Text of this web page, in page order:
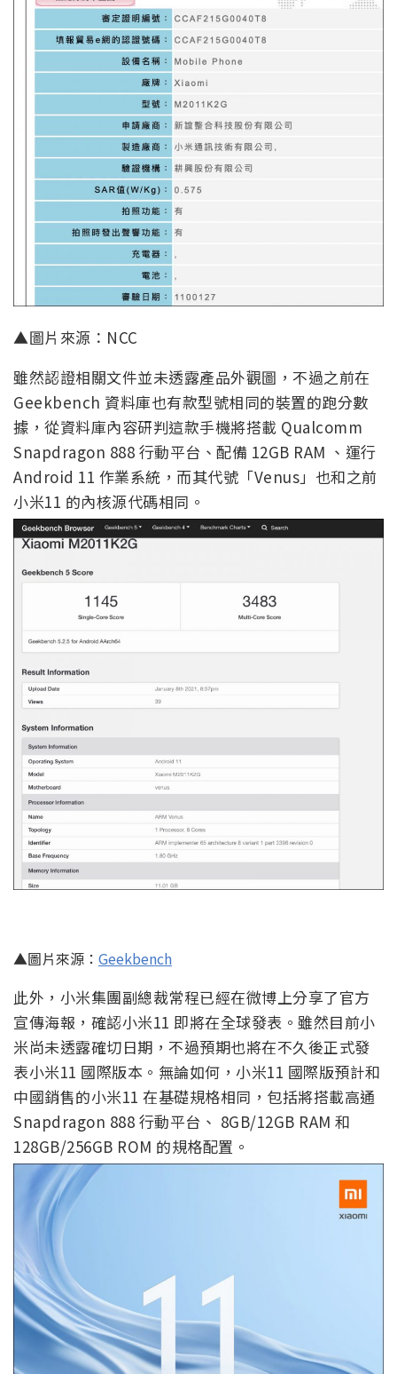
▲圖片來源：NCC
雖然認證相關文件並未透露產品外觀圖，不過之前在
Geekbench 資料庫也有款型號相同的裝置的跑分數
據，從資料庫內容研判這款手機將搭載 Qualcomm
Snapdragon 888 行動平台、配備 12GB RAM 、運行
Android 11 作業系統，而其代號「Venus」也和之前
小米11 的內核源代碼相同。
▲圖片來源： Geekbench
此外，小米集團副總裁常程已經在微博上分享了官方
宣傳海報，確認小米11 即將在全球發表。雖然目前小
米尚未透露確切日期，不過預期也將在不久後正式發
表小米11 國際版本。無論如何，小米11 國際版預計和
中國銷售的小米11 在基礎規格相同，包括將搭載高通
Snapdragon 888 行動平台、 8GB/12GB RAM 和
128GB/256GB ROM 的規格配置。